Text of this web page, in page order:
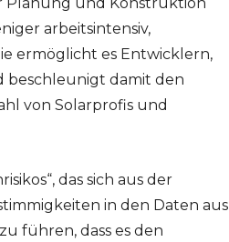
arbeitsintensiv,
ermöglicht es Entwicklern,
beschleunigt damit den
von Solarprofis und
das sich aus der
in den Daten aus
führen, dass es den